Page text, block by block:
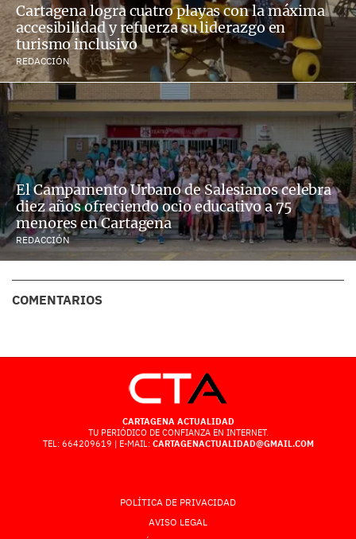
Cartagena logra cuatro playas con la máxima
accesibilidad y refuerza su liderazgo en
turismo inclusivo
REDACCIÓN
El Campamento Urbano de Salesianos celebra
diez años ofreciendo ocio educativo a 75
menores en Cartagena
REDACCIÓN
COMENTARIOS
CARTAGENA ACTUALIDAD
TU PERIÓDICO DE CONFIANZA EN INTERNET.
TEL: 664209619 | E-MAIL: CARTAGENACTUALIDAD@GMAIL.COM
POLÍTICA DE PRIVACIDAD
AVISO LEGAL